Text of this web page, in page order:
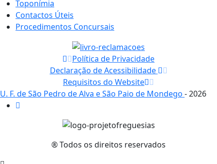
Toponímia
Contactos Úteis
Procedimentos Concursais
Política de Privacidade
Declaração de Acessibilidade
Requisitos do Website
U. F. de São Pedro de Alva e São Paio de Mondego - 2026
® Todos os direitos reservados